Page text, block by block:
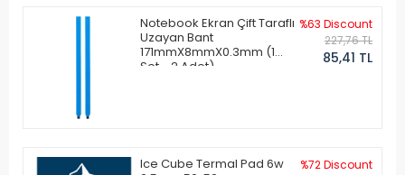
Notebook Ekran Çift Taraflı
Uzayan Bant
171mmX8mmX0.3mm (1
Set - 2 Adet)
%63 Discount
227,76 TL
85,41 TL
Ice Cube Termal Pad 6w
%72 Discount